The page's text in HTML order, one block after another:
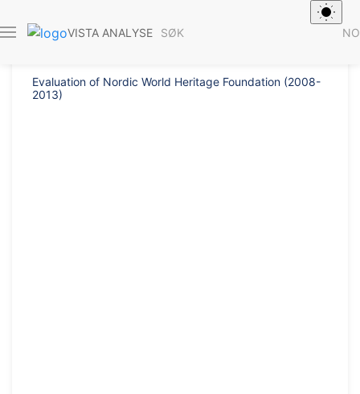
VISTA ANALYSE SØK NO
Evaluation of Nordic World Heritage Foundation (2008-
2013)